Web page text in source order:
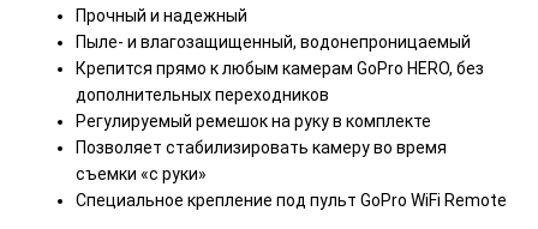
Прочный и надежный
Пыле- и влагозащищенный, водонепроницаемый
Крепится прямо к любым камерам GoPro HERO, без
дополнительных переходников
Регулируемый ремешок на руку в комплекте
Позволяет стабилизировать камеру во время
съемки «с руки»
Специальное крепление под пульт GoPro WiFi Remote